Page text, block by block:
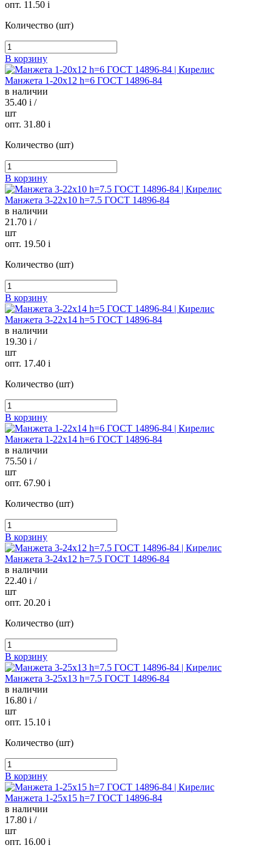
опт. 11.50 i
Количество (шт)
В корзину
Манжета 1-20х12 h=6 ГОСТ 14896-84
в наличии
35.40 i /
шт
опт. 31.80 i
Количество (шт)
В корзину
Манжета 3-22х10 h=7.5 ГОСТ 14896-84
в наличии
21.70 i /
шт
опт. 19.50 i
Количество (шт)
В корзину
Манжета 3-22х14 h=5 ГОСТ 14896-84
в наличии
19.30 i /
шт
опт. 17.40 i
Количество (шт)
В корзину
Манжета 1-22х14 h=6 ГОСТ 14896-84
в наличии
75.50 i /
шт
опт. 67.90 i
Количество (шт)
В корзину
Манжета 3-24х12 h=7.5 ГОСТ 14896-84
в наличии
22.40 i /
шт
опт. 20.20 i
Количество (шт)
В корзину
Манжета 3-25х13 h=7.5 ГОСТ 14896-84
в наличии
16.80 i /
шт
опт. 15.10 i
Количество (шт)
В корзину
Манжета 1-25х15 h=7 ГОСТ 14896-84
в наличии
17.80 i /
шт
опт. 16.00 i